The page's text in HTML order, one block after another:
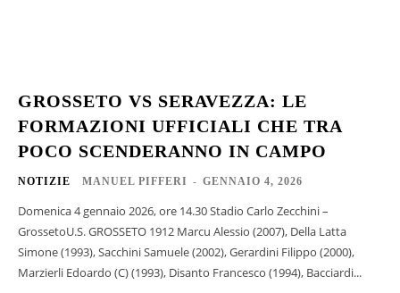
GROSSETO VS SERAVEZZA: LE
FORMAZIONI UFFICIALI CHE TRA
POCO SCENDERANNO IN CAMPO
NOTIZIE MANUEL PIFFERI - GENNAIO 4, 2026
Domenica 4 gennaio 2026, ore 14.30 Stadio Carlo Zecchini –
GrossetoU.S. GROSSETO 1912 Marcu Alessio (2007), Della Latta
Simone (1993), Sacchini Samuele (2002), Gerardini Filippo (2000),
Marzierli Edoardo (C) (1993), Disanto Francesco (1994), Bacciardi...